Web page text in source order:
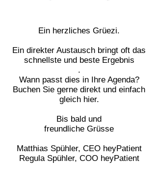
Ein herzliches Grüezi.
Ein direkter Austausch bringt oft das
schnellste und beste Ergebnis
.
Wann passt dies in Ihre Agenda?
Buchen Sie gerne direkt und einfach
gleich hier.
Bis bald und
freundliche Grüsse
Matthias Spühler, CEO heyPatient
Regula Spühler, COO heyPatient